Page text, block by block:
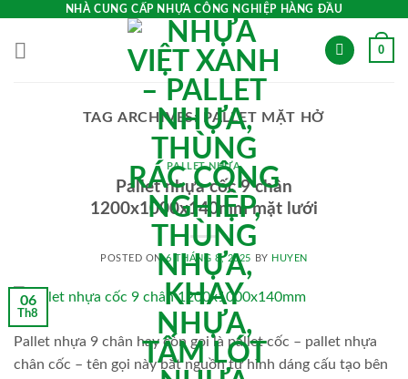
content
NHÀ CUNG CẤP NHỰA CÔNG NGHIỆP HÀNG ĐẦU
0
TAG ARCHIVES: PALLET MẶT HỞ
PALLET NHỰA
Pallet nhựa cốc 9 chân
1200x1000x140mm mặt lưới
POSTED ON6 THÁNG 8, 2025 BY HUYEN
06
Th8
Pallet nhựa 9 chân hay còn gọi là pallet cốc – pallet nhựa
chân cốc – tên gọi này bắt nguồn từ hình dáng cấu tạo bên